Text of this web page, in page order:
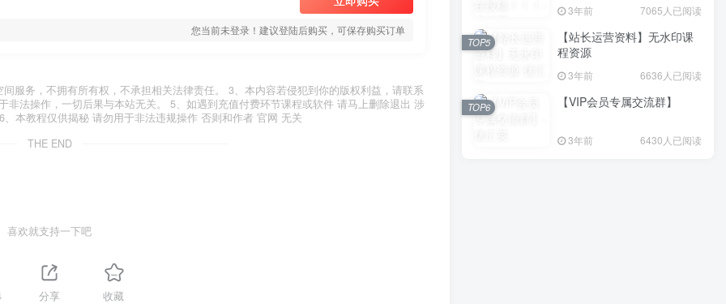
您当前未登录！建议登陆后购买，可保存购买订单
服务，不拥有所有权，不承担相关法律责任。 3、本内容若侵犯到你的版权利益，请联系
法操作，一切后果与本站无关。 5、如遇到充值付费环节课程或软件 请马上删除退出 涉
本教程仅供揭秘 请勿用于非法违规操作 否则和作者 官网 无关
THE END
喜欢就支持一下吧
分享 收藏
3年前 7065人已阅读
【站长运营资料】无水印课
程资源
3年前 6636人已阅读
TOP5
【VIP会员专属交流群】
3年前 6430人已阅读
TOP6